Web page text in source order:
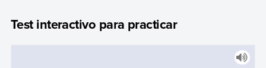
Test interactivo para practicar